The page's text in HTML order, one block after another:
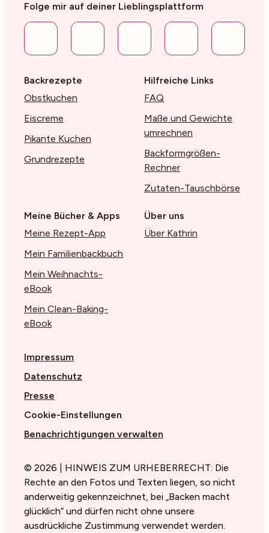
Folge mir auf deiner Lieblingsplattform
Backrezepte
Obstkuchen
Eiscreme
Pikante Kuchen
Grundrezepte
Hilfreiche Links
FAQ
Maße und Gewichte
umrechnen
Backformgrößen-
Rechner
Zutaten-Tauschbörse
Meine Bücher & Apps
Meine Rezept-App
Mein Familienbackbuch
Mein Weihnachts-
eBook
Mein Clean-Baking-
eBook
Über uns
Über Kathrin
Impressum
Datenschutz
Presse
Cookie-Einstellungen
Benachrichtigungen verwalten
© 2026 | HINWEIS ZUM URHEBERRECHT: Die
Rechte an den Fotos und Texten liegen, so nicht
anderweitig gekennzeichnet, bei „Backen macht
glücklich“ und dürfen nicht ohne unsere
ausdrückliche Zustimmung verwendet werden.